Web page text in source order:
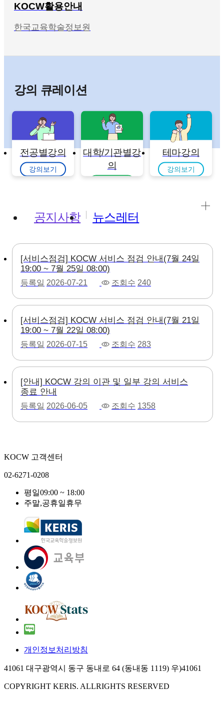
KOCW활용안내
한국교육학술정보원
강의 큐레이션
전공별강의
강의보기
대학/기관별강
의
테마강의
강의보기
공지사항 뉴스레터
[서비스점검] KOCW 서비스 점검 안내(7월 24일
19:00 ~ 7월 25일 08:00)
등록일 2026-07-21 조회수 240
[서비스점검] KOCW 서비스 점검 안내(7월 21일
19:00 ~ 7월 22일 08:00)
등록일 2026-07-15 조회수 283
[안내] KOCW 강의 이관 및 일부 강의 서비스
종료 안내
등록일 2026-06-05 조회수 1358
KOCW 고객센터
02-6271-0208
평일09:00 ~ 18:00
주말,공휴일휴무
개인정보처리방침
41061 대구광역시 동구 동내로 64 (동내동 1119) 우)41061
COPYRIGHT KERIS. ALLRIGHTS RESERVED